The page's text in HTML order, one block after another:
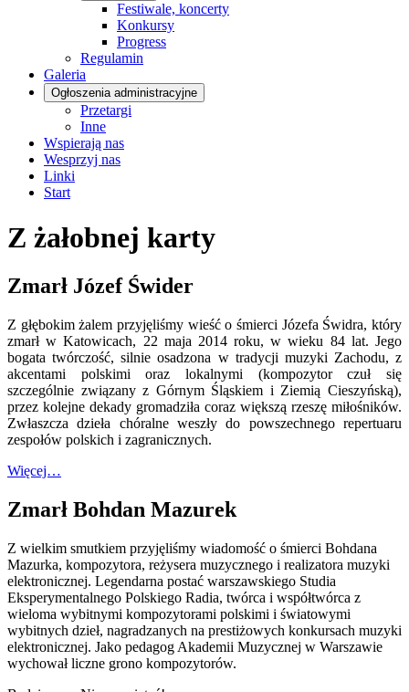
Festiwale, koncerty
Konkursy
Progress
Regulamin
Galeria
Ogłoszenia administracyjne
Przetargi
Inne
Wspierają nas
Wesprzyj nas
Linki
Start
Z żałobnej karty
Zmarł Józef Świder
Z głębokim żalem przyjęliśmy wieść o śmierci Józefa Świdra, który
zmarł w Katowicach, 22 maja 2014 roku, w wieku 84 lat. Jego
bogata twórczość, silnie osadzona w tradycji muzyki Zachodu, z
akcentami polskimi oraz lokalnymi (kompozytor czuł się
szczególnie związany z Górnym Śląskiem i Ziemią Cieszyńską),
przez kolejne dekady gromadziła coraz większą rzeszę miłośników.
Zwłaszcza dzieła chóralne weszły do powszechnego repertuaru
zespołów polskich i zagranicznych.
Więcej…
Zmarł Bohdan Mazurek
Z wielkim smutkiem przyjęliśmy wiadomość o śmierci Bohdana
Mazurka, kompozytora, reżysera muzycznego i realizatora muzyki
elektronicznej. Legendarna postać warszawskiego Studia
Eksperymentalnego Polskiego Radia, twórca i współtwórca z
wieloma wybitnymi kompozytorami polskimi i światowymi
wybitnych dzieł, nagradzanych na prestiżowych konkursach muzyki
elektronicznej. Jako pedagog Akademii Muzycznej w Warszawie
wychował liczne grono kompozytorów.